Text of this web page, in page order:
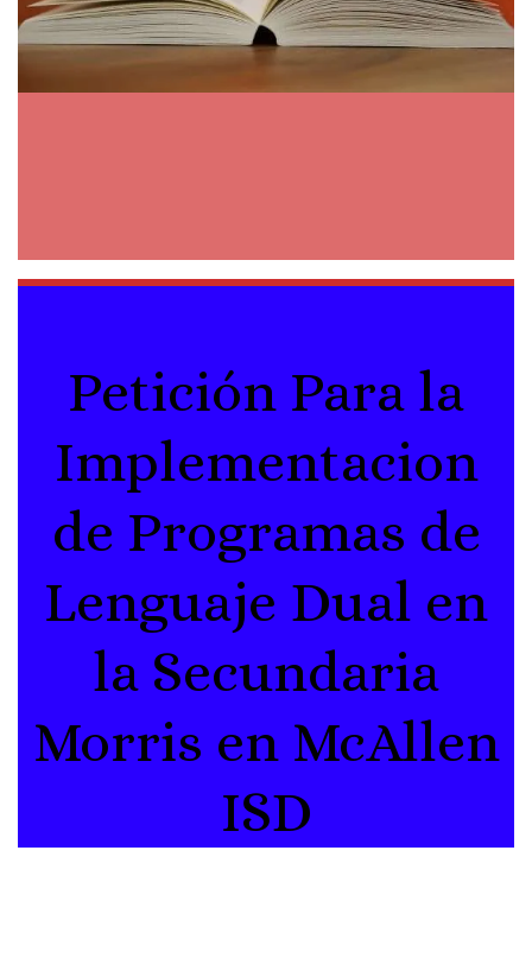
Petición Para la
Implementacion
de Programas de
Lenguaje Dual en
la Secundaria
Morris en McAllen
ISD